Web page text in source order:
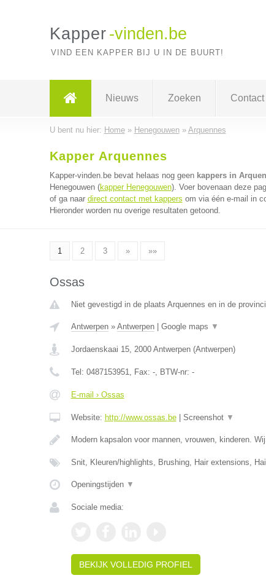
Kapper -vinden.be
VIND EEN KAPPER BIJ U IN DE BUURT!
Nieuws Zoeken Contact
U bent nu hier: Home» Henegouwen» Arquennes
Kapper Arquennes
Kapper-vinden.be bevat helaas nog geen kappers in
Henegouwen (kapper Henegouwen). Voer bovenaan deze
of ga naar direct contact met kappers om via één e-mail in
Hieronder worden nu overige resultaten getoond.
1 2 3 » »»
Ossas
Niet gevestigd in de plaats Arquennes en in de
Antwerpen» Antwerpen| Google maps ▼
Jordaenskaai 15, 2000 Antwerpen(Antwerpen)
Tel: 0487153951, Fax: -, BTW-nr: -
E-mail › Ossas
Website: http://www.ossas.be| Screenshot ▼
Modern kapsalon voor mannen, vrouwen, kinderen.
Snit, Kleuren/highlights, Brushing, Hair extensions,
Openingstijden ▼
Sociale media:
BEKIJK VOLLEDIG PROFIEL